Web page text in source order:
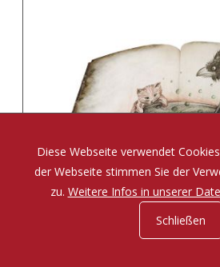
Eine Zauberposse von Michael
Diese Webseite verwendet
der Webseite stimmen Sie der
zu. Weitere Infos in unserer
Schließen